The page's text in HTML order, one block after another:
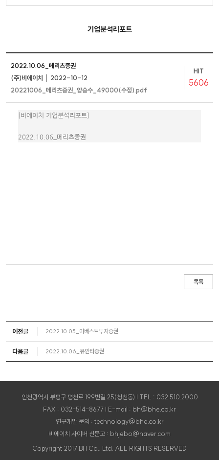
기업분석리포트
2022.10.06_메리츠증권
(주)비에이치 │ 2022-10-12
20221006_메리츠증권_양승수_49000(수정).pdf
HIT
5606
[비에이치 기업분석리포트]
2022.10.06_메리츠증권
목록
이전글 2022.10.05_이베스트투자증권
다음글 2022.10.06_유안타증권
인천광역시 부평구 평천로 199번길 25(청천동) | TEL : 032.510.2000
FAX : 032-514-8677 | E-mail : bh@bhe.co.kr
연구개발 문의 : technology@bhe.co.kr
비에이치 사이버 신문고 : bhjebo@naver.com
Copyright 2017 BH Co., Ltd. ALL RIGHTS RESERVED